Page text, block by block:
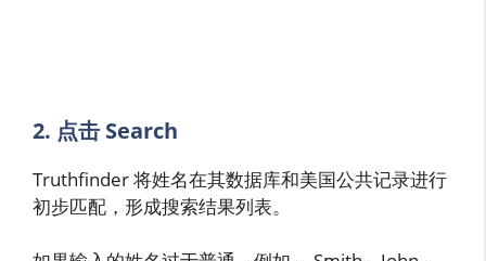
2. 点击 Search
Truthfinder 将姓名在其数据库和美国公共记录进行
初步匹配，形成搜索结果列表。